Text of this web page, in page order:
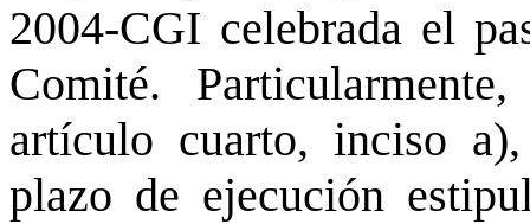
2004-CGI celebrada el
Comité.
artículo cuarto, inciso
plazo de ejecución